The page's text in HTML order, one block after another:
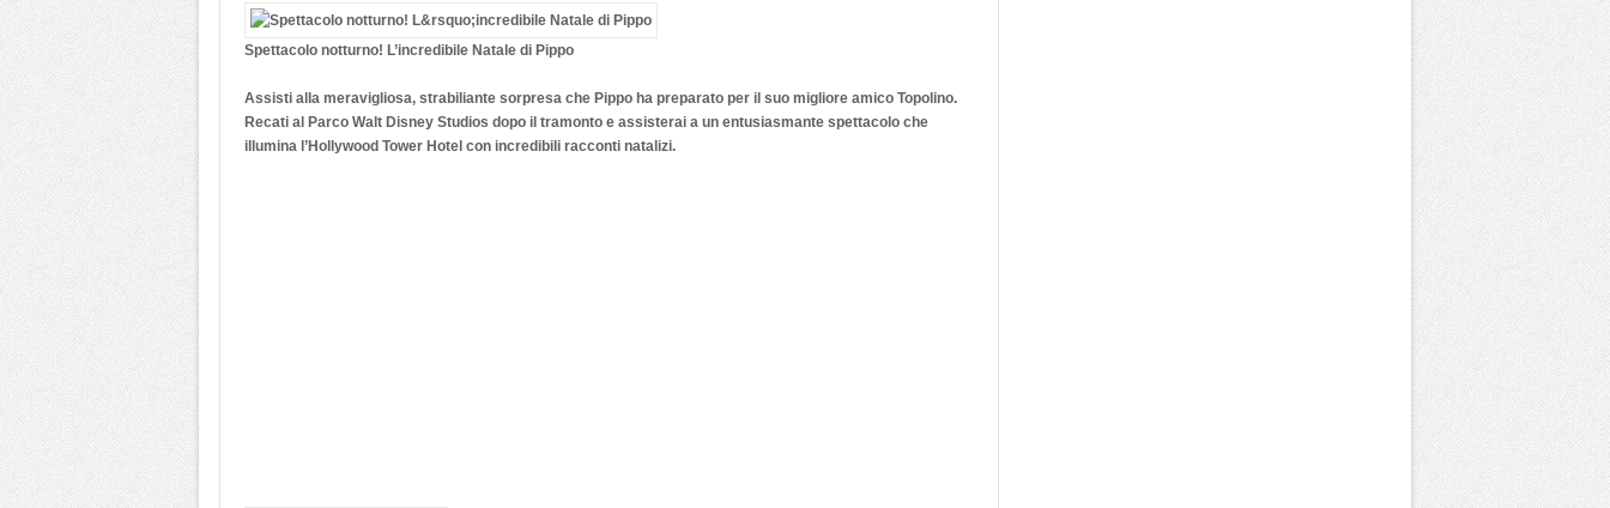
Spettacolo notturno! L’incredibile Natale di Pippo
Assisti alla meravigliosa, strabiliante sorpresa che Pippo ha preparato per il suo migliore amico Topolino.
Recati al Parco Walt Disney Studios dopo il tramonto e assisterai a un entusiasmante spettacolo che
illumina l’Hollywood Tower Hotel con incredibili racconti natalizi.